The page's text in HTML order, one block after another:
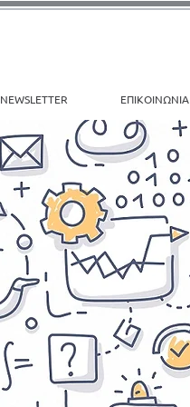
NEWSLETTER ΕΠΙΚΟΙΝΩΝΙΑ